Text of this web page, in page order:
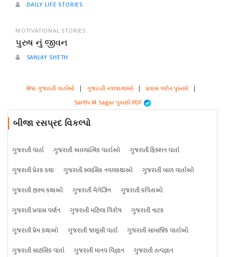
DAILY LIFE STORIES
MOTIVATIONAL STORIES
પુરુષ નું જીવન
SANJAY SHETH
શ્રેષ્ઠ ગુજરાતી વાર્તાઓ | ગુજરાતી નવલકથાઓ | પ્રવાસ વર્ણન પુસ્તકો |
Sarthi M Sagar પુસ્તકો PDF
બીજા રસપ્રદ વિકલ્પો
ગુજરાતી વાર્તા ગુજરાતી આધ્યાત્મિક વાર્તાઓ
ગુજરાતી ફિક્શન વાર્તા
ગુજરાતી પ્રેરક કથા
ગુજરાતી ક્લાસિક નવલકથાઓ
ગુજરાતી બાળ વાર્તાઓ
ગુજરાતી હાસ્ય કથાઓ
ગુજરાતી મેગેઝિન
ગુજરાતી કવિતાઓ
ગુજરાતી પ્રવાસ વર્ણન
ગુજરાતી મહિલા વિશેષ
ગુજરાતી નાટક
ગુજરાતી પ્રેમ કથાઓ
ગુજરાતી જાસૂસી વાર્તા
ગુજરાતી સામાજિક વાર્તાઓ
ગુજરાતી સાહસિક વાર્તા
ગુજરાતી માનવ વિજ્ઞાન
ગુજરાતી તત્વજ્ઞાન